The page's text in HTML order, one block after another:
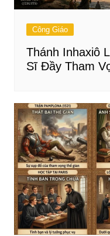
Công Giáo
Thánh Inhaxiô
Sĩ Đầy Tham